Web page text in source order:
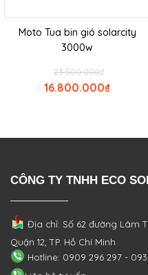
Moto Tua bin gió solarcity
3000w
₫
23.500.000
₫
16.800.000
CÔNG TY TNHH ECO
Địa chỉ: Số 62 đường Lâm
Quận 12, TP. Hồ Chí Minh
Hotline: 0909 296 297 -